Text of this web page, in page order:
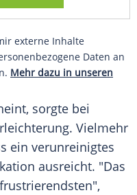
externe Inhalte
Daten an
Mehr dazu in unseren
sorgte bei
Vielmehr
ein verunreinigtes
ausreicht. "Das